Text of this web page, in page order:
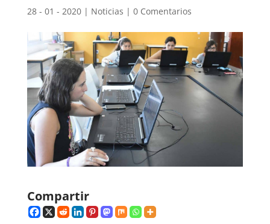
28 - 01 - 2020| Noticias | 0 Comentarios
Compartir